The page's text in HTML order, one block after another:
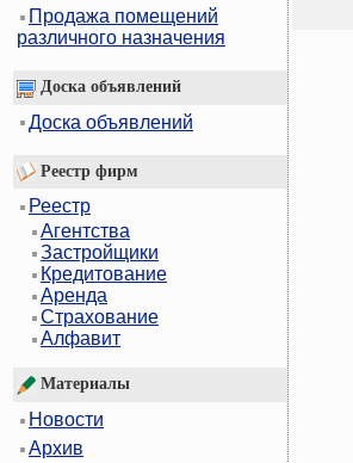
Продажа помещений
различного назначения
Доска объявлений
Доска объявлений
Реестр фирм
Реестр
Агентства
Застройщики
Кредитование
Аренда
Страхование
Алфавит
Материалы
Новости
Архив